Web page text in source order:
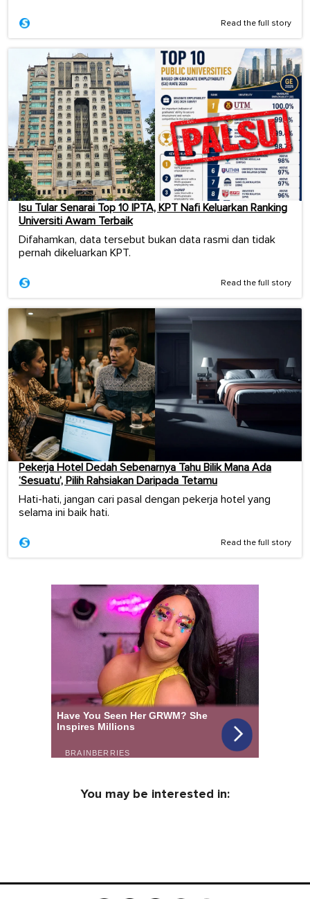
Read the full story
Isu Tular Senarai Top 10 IPTA, KPT Nafi Keluarkan Ranking
Universiti Awam Terbaik
Difahamkan, data tersebut bukan data rasmi dan tidak
pernah dikeluarkan KPT.
Read the full story
Pekerja Hotel Dedah Sebenarnya Tahu Bilik Mana Ada
‘Sesuatu’, Pilih Rahsiakan Daripada Tetamu
Hati-hati, jangan cari pasal dengan pekerja hotel yang
selama ini baik hati.
Read the full story
You may be interested in: